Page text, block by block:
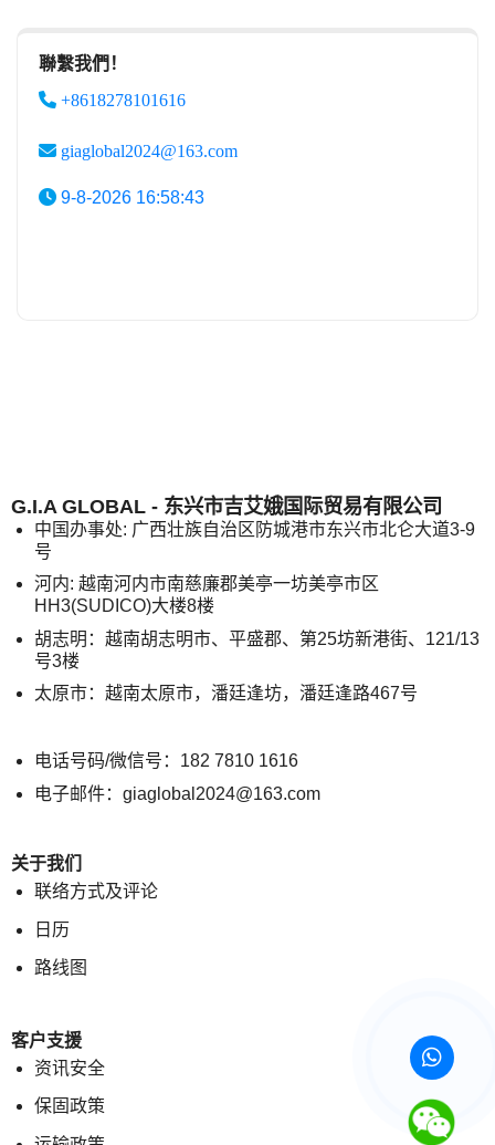
聯繫我們！
+8618278101616
giaglobal2024@163.com
9-8-2026 16:58:43
G.I.A GLOBAL - 东兴市吉艾娥国际贸易有限公司
中国办事处: 广西壮族自治区防城港市东兴市北仑大道3-9
号
河内: 越南河内市南慈廉郡美亭一坊美亭市区
HH3(SUDICO)大楼8楼
胡志明：越南胡志明市、平盛郡、第25坊新港街、121/13
号3楼
太原市：越南太原市，潘廷逢坊，潘廷逢路467号
电话号码/微信号：182 7810 1616
电子邮件：giaglobal2024@163.com
关于我们
联络方式及评论
日历
路线图
客户支援
资讯安全
保固政策